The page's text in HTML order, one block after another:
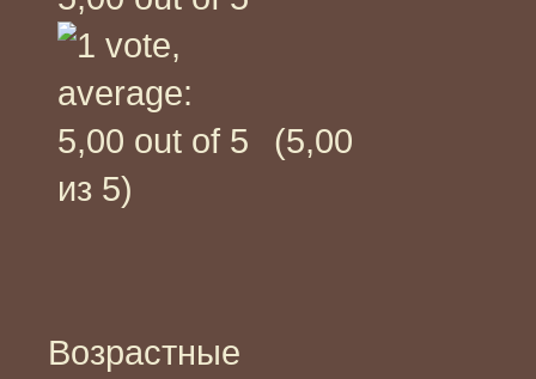
(5,00
из 5)
Возрастные